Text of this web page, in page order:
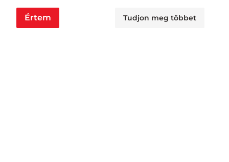
Értem Tudjon meg többet